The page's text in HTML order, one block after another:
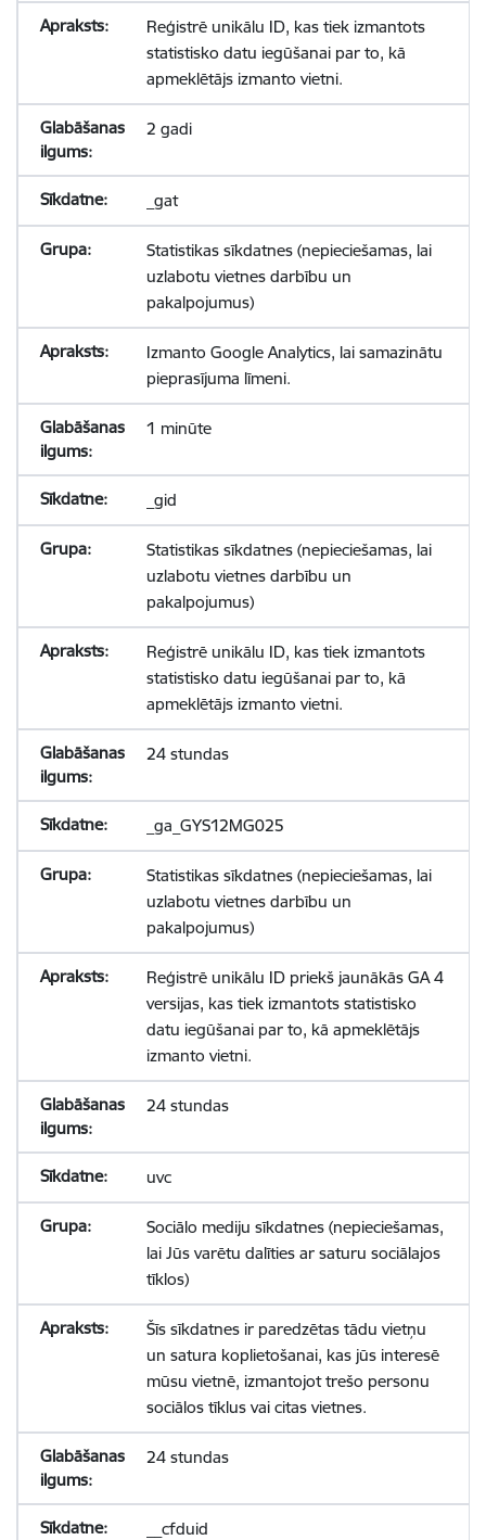
Reģistrē unikālu ID, kas tiek izmantots
statistisko datu iegūšanai par to, kā
apmeklētājs izmanto vietni.
2 gadi
_gat
Statistikas sīkdatnes (nepieciešamas, lai
uzlabotu vietnes darbību un
pakalpojumus)
Izmanto Google Analytics, lai samazinātu
pieprasījuma līmeni.
1 minūte
_gid
Statistikas sīkdatnes (nepieciešamas, lai
uzlabotu vietnes darbību un
pakalpojumus)
Reģistrē unikālu ID, kas tiek izmantots
statistisko datu iegūšanai par to, kā
apmeklētājs izmanto vietni.
24 stundas
_ga_GYS12MG025
Statistikas sīkdatnes (nepieciešamas, lai
uzlabotu vietnes darbību un
pakalpojumus)
Reģistrē unikālu ID priekš jaunākās GA 4
versijas, kas tiek izmantots statistisko
datu iegūšanai par to, kā apmeklētājs
izmanto vietni.
24 stundas
uvc
Sociālo mediju sīkdatnes (nepieciešamas,
lai Jūs varētu dalīties ar saturu sociālajos
tīklos)
Šīs sīkdatnes ir paredzētas tādu vietņu
un satura koplietošanai, kas jūs interesē
mūsu vietnē, izmantojot trešo personu
sociālos tīklus vai citas vietnes.
24 stundas
__cfduid